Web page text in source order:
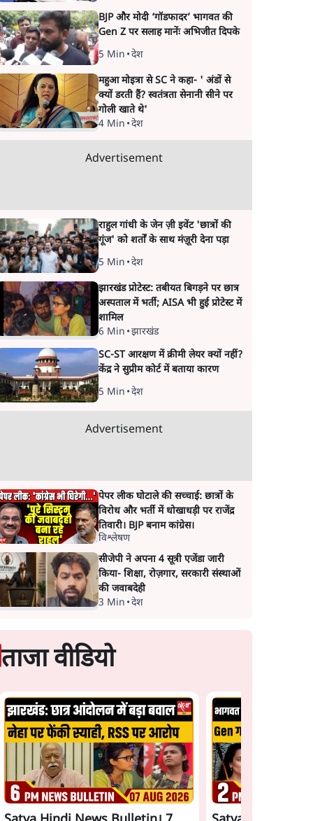
BJP और मोदी ‘गॉडफादर’ भागवत की
Gen Z पर सलाह मानेंः अभिजीत दिपके
5 Min •देश
महुआ मोइत्रा से SC ने कहा- ' अंडों से
क्यों डरती हैं? स्वतंत्रता सेनानी सीने पर
गोली खाते थे'
4 Min •देश
Advertisement
राहुल गांधी के जेन ज़ी इवेंट 'छात्रों की
गूंज' को शर्तों के साथ मंज़ूरी देना पड़ा
5 Min •देश
झारखंड प्रोटेस्ट: तबीयत बिगड़ने पर छात्र
अस्पताल में भर्ती; AISA भी हुई प्रोटेस्ट में
शामिल
6 Min •झारखंड
SC-ST आरक्षण में क्रीमी लेयर क्यों नहीं?
केंद्र ने सुप्रीम कोर्ट में बताया कारण
5 Min •देश
Advertisement
पेपर लीक घोटाले की सच्चाई: छात्रों के
विरोध और भर्ती में धोखाधड़ी पर राजेंद्र
तिवारी। BJP बनाम कांग्रेस।
विश्लेषण
सीजेपी ने अपना 4 सूत्री एजेंडा जारी
किया- शिक्षा, रोज़गार, सरकारी संस्थाओं
की जवाबदेही
3 Min •देश
ताजा वीडियो